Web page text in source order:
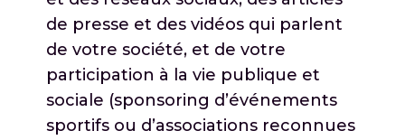
de presse et des vidéos qui parlent
de votre société, et de votre
participation à la vie publique et
sociale (sponsoring d’événements
sportifs ou d’associations reconnues